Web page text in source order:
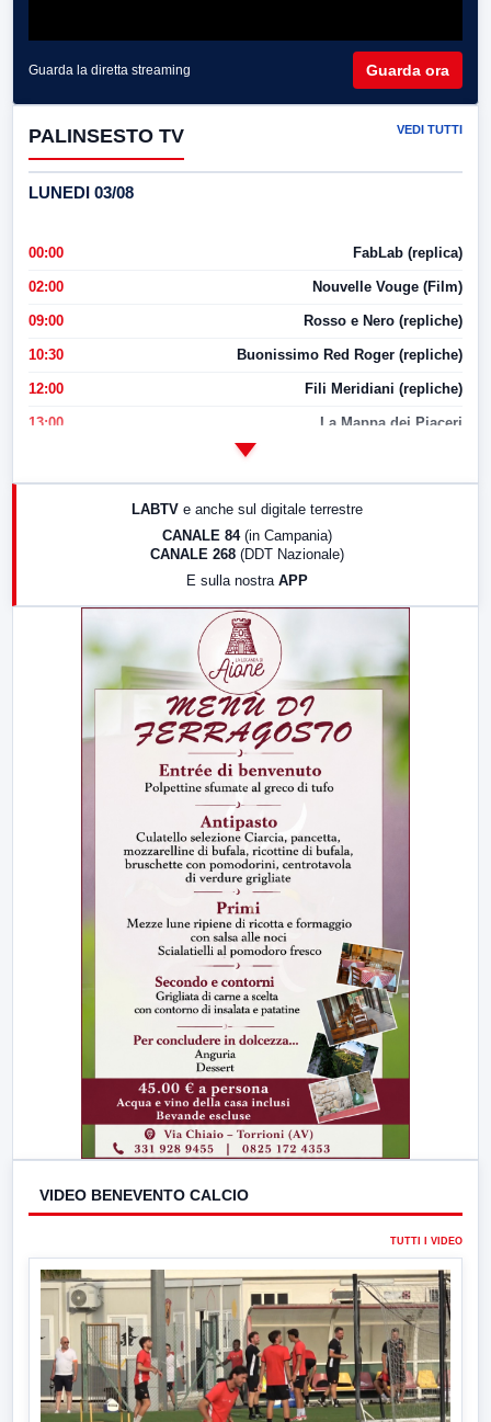
Guarda la diretta streaming Guarda ora
PALINSESTO TV VEDI TUTTI
LUNEDI 03/08
00:00 FabLab (replica)
02:00 Nouvelle Vouge (Film)
09:00 Rosso e Nero (repliche)
10:30 Buonissimo Red Roger (repliche)
12:00 Fili Meridiani (repliche)
13:00 La Mappa dei Piaceri
17:00 LabNews (replica)
LABTV e anche sul digitale terrestre
CANALE 84 (in Campania)
CANALE 268 (DDT Nazionale)
E sulla nostra APP
VIDEO BENEVENTO CALCIO
TUTTI I VIDEO